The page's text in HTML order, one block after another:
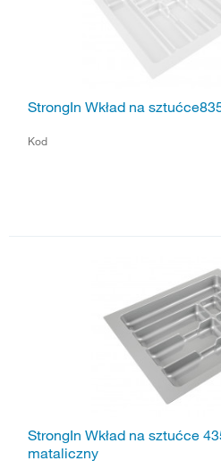
StrongIn Wkład na
Kod
StrongIn Wkład na sztućce
mataliczny